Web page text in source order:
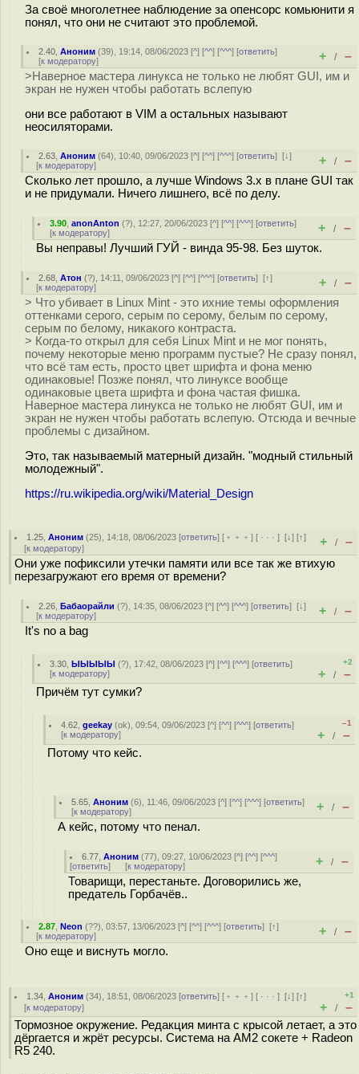
За своё многолетнее наблюдение за опенсорс комьюнити я
понял, что они не считают это проблемой.
2.40 ,Аноним (39), 19:14, 08/06/2023 [^] [^^] [^^^] [ответить]
[к модератору] + / –
>Наверное мастера линукса не только не любят GUI, им и
экран не нужен чтобы работать вслепую
они все работают в VIM а остальных называют
неосиляторами.
2.63 ,Аноним (64), 10:40, 09/06/2023 [^] [^^] [^^^] [ответить][↓]
[к модератору] + / –
Сколько лет прошло, а лучше Windows 3.x в плане GUI так
и не придумали. Ничего лишнего, всё по делу.
3.90 ,anonAnton (?), 12:27, 20/06/2023 [^] [^^] [^^^] [ответить]
[к модератору] + / –
Вы неправы! Лучший ГУЙ - винда 95-98. Без шуток.
2.68 ,Атон (?), 14:11, 09/06/2023 [^] [^^] [^^^] [ответить][↑]
[к модератору] + / –
> Что убивает в Linux Mint - это ихние темы оформления
оттенками серого, серым по серому, белым по серому,
серым по белому, никакого контраста.
> Когда-то открыл для себя Linux Mint и не мог понять,
почему некоторые меню программ пустые? Не сразу понял,
что всё там есть, просто цвет шрифта и фона меню
одинаковые! Позже понял, что линуксе вообще
одинаковые цвета шрифта и фона частая фишка.
Наверное мастера линукса не только не любят GUI, им и
экран не нужен чтобы работать вслепую. Отсюда и вечные
проблемы с дизайном.
Это, так называемый матерный дизайн. "модный стильный
молодежный".
https://ru.wikipedia.org/wiki/Material_Design
1.25 ,Аноним (25), 14:18, 08/06/2023 [ответить] [ ﹢﹢﹢] [ · · ·][↓] [↑]
[к модератору] + / –
Они уже пофиксили утечки памяти или все так же втихую
перезагружают его время от времени?
2.26 ,Бабаорайли (?), 14:35, 08/06/2023 [^] [^^] [^^^] [ответить][↓]
[к модератору] + / –
It's no a bag
3.30 ,ЫЫЫЫЫ (?), 17:42, 08/06/2023 [^] [^^] [^^^] [ответить]
[к модератору]
+2
+ / –
Причём тут сумки?
4.62 ,geekay (ok), 09:54, 09/06/2023 [^] [^^] [^^^] [ответить]
[к модератору]
–1
+ / –
Потому что кейс.
5.65 ,Аноним (6), 11:46, 09/06/2023 [^] [^^] [^^^] [ответить]
[к модератору] + / –
А кейс, потому что пенал.
6.77 ,Аноним (77), 09:27, 10/06/2023 [^] [^^] [^^^]
[ответить] [к модератору] + / –
Товарищи, перестаньте. Договорились же,
предатель Горбачёв..
2.87 ,Neon (??), 03:57, 13/06/2023 [^] [^^] [^^^] [ответить][↑]
[к модератору] + / –
Оно еще и виснуть могло.
1.34 ,Аноним (34), 18:51, 08/06/2023 [ответить] [ ﹢﹢﹢] [ · · ·][↓] [↑]
[к модератору]
+1
+ / –
Тормозное окружение. Редакция минта с крысой летает, а это
дёргается и жрёт ресурсы. Система на АМ2 сокете + Radeon
R5 240.